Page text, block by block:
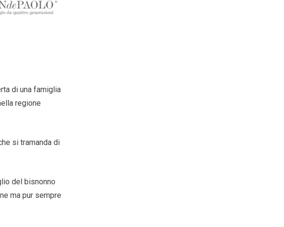
di una famiglia
regione
si tramanda di
del bisnonno
ma pur sempre